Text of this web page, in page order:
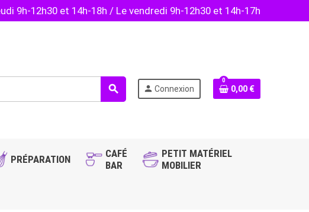
9h-12h30 et 14h-18h / Le vendredi 9h-12h30 et 14h-17h
search person Connexion
0
0,00 €
PRÉPARATION
CAFÉ
BAR
PETIT MATÉRIEL
MOBILIER